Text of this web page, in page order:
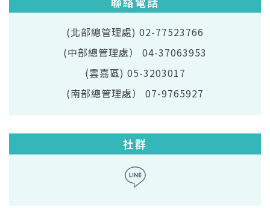
(北部總管理處) 02-77523766
(中部總管理處） 04-37063953
(雲嘉區) 05-3203017
(南部總管理處） 07-9765927
社群